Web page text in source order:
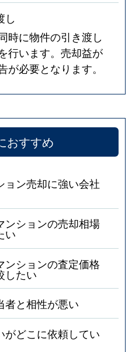
し
時に物件の引き渡し
行います。売却益が
必要となります。
おすすめ
ョン売却に強い会社
ンションの売却相場
い
ンションの査定価格
したい
者と相性が悪い
がどこに依頼してい